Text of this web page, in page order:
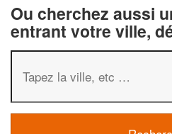
Ou cherchez aussi
entrant votre ville,